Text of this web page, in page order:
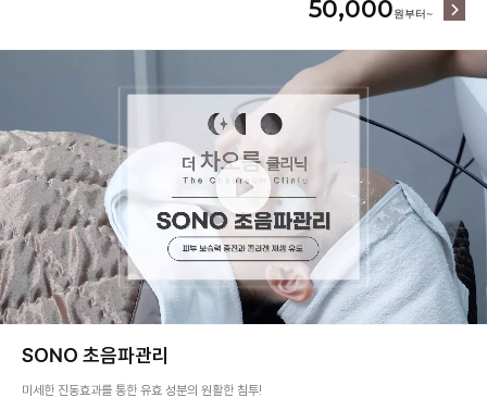
50,000
SONO 초음파관리
미세한 진동효과를 통한 유효 성분의 원활한 침투!